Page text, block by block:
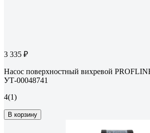
3 335 ₽
Насос поверхностный вихревой
УТ-00048741
4(1)
В корзину